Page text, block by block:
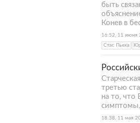
быть
Конев в
16:52, 11 июня
Стас Пьеха
третью
на то, что
симптомы,
18:38, 11 мая